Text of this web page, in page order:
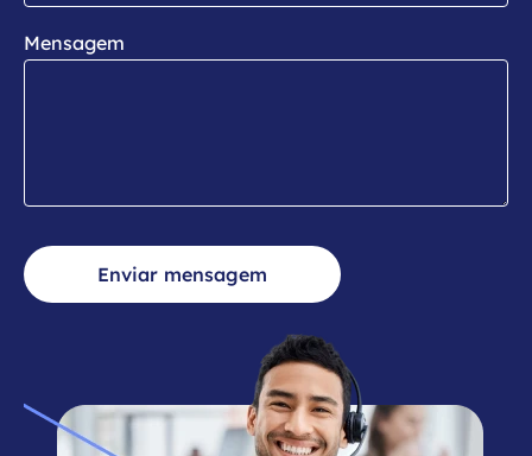
Mensagem
Enviar mensagem